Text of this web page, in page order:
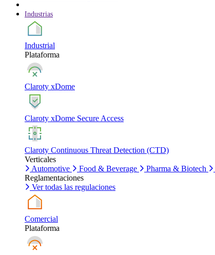
Industrias
Industrial
Plataforma
Claroty xDome
Claroty xDome Secure Access
Claroty Continuous Threat Detection (CTD)
Verticales
Automotive
Food & Beverage Pharma & Biotech
Reglamentaciones
Ver todas las regulaciones
Comercial
Plataforma